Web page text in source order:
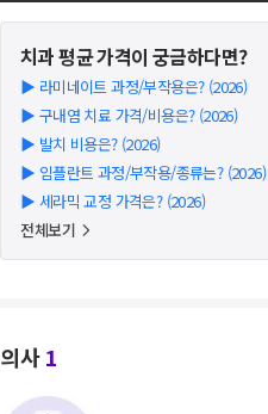
치과평균 가격이 궁금하다면?
▶ 라미네이트 과정/부작용은? (2026)
▶ 구내염 치료 가격/비용은? (2026)
▶ 발치 비용은? (2026)
▶ 임플란트 과정/부작용/종류는? (2026)
▶ 세라믹 교정 가격은? (2026)
전체보기
의사1